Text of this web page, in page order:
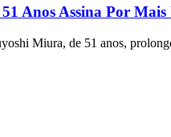
Anos Assina Por
Miura, de 51 anos,